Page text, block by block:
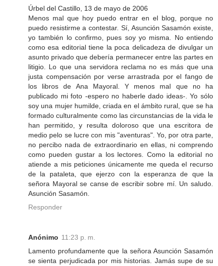
Úrbel del Castillo, 13 de mayo de 2006
Menos mal que hoy puedo entrar en el blog, porque no
puedo resistirme a contestar. Sí, Asunción Sasamón existe,
yo también lo confirmo, pues soy yo misma. No entiendo
como esa editorial tiene la poca delicadeza de divulgar un
asunto privado que debería permanecer entre las partes en
litigio. Lo que una servidora reclama no es más que una
justa compensación por verse arrastrada por el fango de
los libros de Ana Mayoral. Y menos mal que no ha
publicado mi foto -espero no haberle dado ideas-. Yo sólo
soy una mujer humilde, criada en el ámbito rural, que se ha
formado culturalmente como las circunstancias de la vida le
han permitido, y resulta doloroso que una escritora de
medio pelo se lucre con mis "aventuras". Yo, por otra parte,
no percibo nada de extraordinario en ellas, ni comprendo
como pueden gustar a los lectores. Como la editorial no
atiende a mis peticiones únicamente me queda el recurso
de la pataleta, que ejerzo con la esperanza de que la
señora Mayoral se canse de escribir sobre mí. Un saludo.
Asunción Sasamón.
Responder
Anónimo 11:23 p. m.
Lamento profundamente que la señora Asunción Sasamón
se sienta perjudicada por mis historias. Jamás supe de su